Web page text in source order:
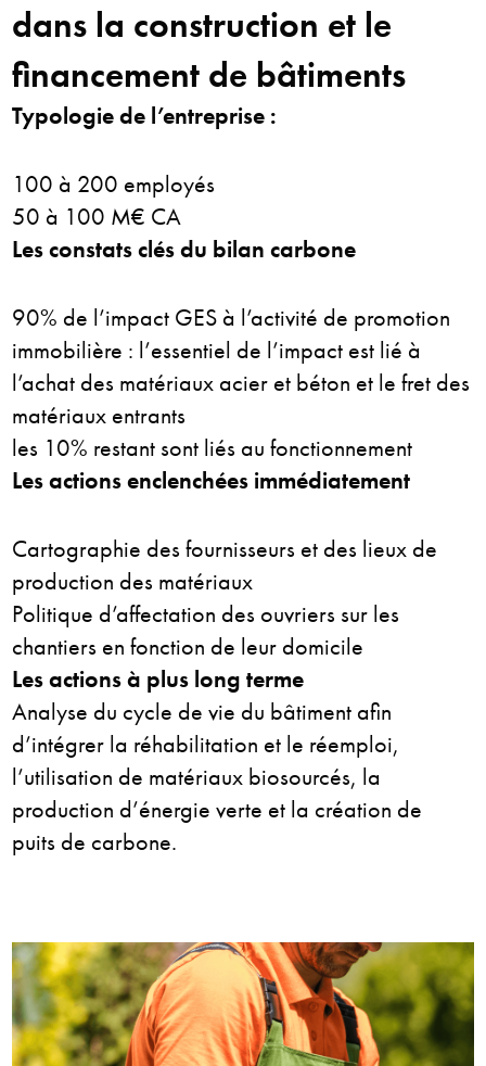
dans la construction et le
financement de bâtiments
Typologie de l’entreprise :
100 à 200 employés
50 à 100 M€ CA
Les constats clés du bilan carbone
90% de l’impact GES à l’activité de promotion
immobilière : l’essentiel de l’impact est lié à
l’achat des matériaux acier et béton et le fret des
matériaux entrants
les 10% restant sont liés au fonctionnement
Les actions enclenchées immédiatement
Cartographie des fournisseurs et des lieux de
production des matériaux
Politique d’affectation des ouvriers sur les
chantiers en fonction de leur domicile
Les actions à plus long terme
Analyse du cycle de vie du bâtiment afin
d’intégrer la réhabilitation et le réemploi,
l’utilisation de matériaux biosourcés, la
production d’énergie verte et la création de
puits de carbone.